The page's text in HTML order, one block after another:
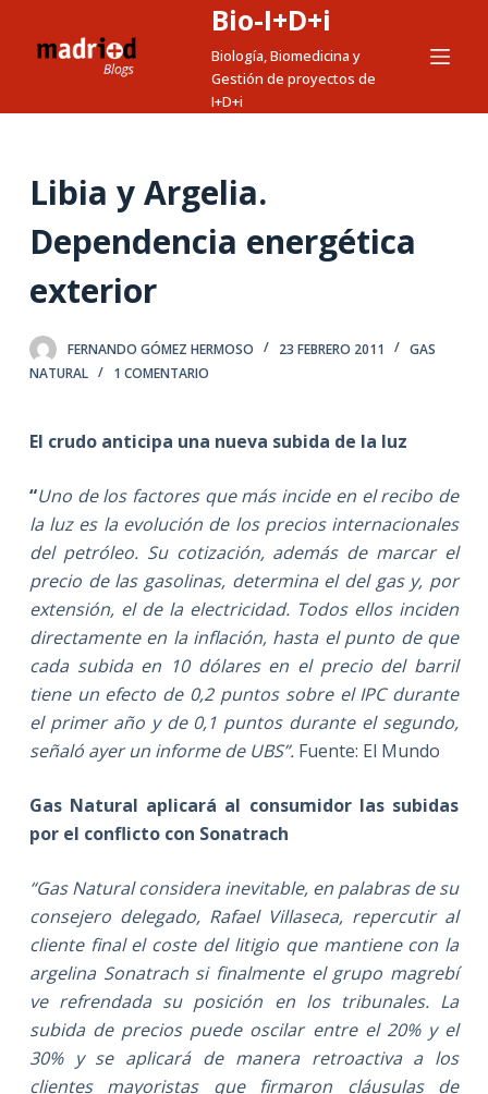
t
n
e
d
Bio-I+D+i
Biología, Biomedicina y
Gestión de proyectos de
I+D+i
Libia y Argelia.
Dependencia energética
exterior
FERNANDO GÓMEZ HERMOSO 23 FEBRERO 2011
GAS
NATURAL
1 COMENTARIO
El crudo anticipa una nueva subida de la luz
“Uno de los factores que más incide en el recibo de
la luz es la evolución de los precios internacionales
del petróleo. Su cotización, además de marcar el
precio de las gasolinas, determina el del gas y, por
extensión, el de la electricidad. Todos ellos inciden
directamente en la inflación, hasta el punto de que
cada subida en 10 dólares en el precio del barril
tiene un efecto de 0,2 puntos sobre el IPC durante
el primer año y de 0,1 puntos durante el segundo,
señaló ayer un informe de UBS”. Fuente: El Mundo
Gas Natural aplicará al consumidor las subidas
por el conflicto con Sonatrach
“Gas Natural considera inevitable, en palabras de su
consejero delegado, Rafael Villaseca, repercutir al
cliente final el coste del litigio que mantiene con la
argelina Sonatrach si finalmente el grupo magrebí
ve refrendada su posición en los tribunales. La
subida de precios puede oscilar entre el 20% y el
30% y se aplicará de manera retroactiva a los
clientes mayoristas que firmaron cláusulas de